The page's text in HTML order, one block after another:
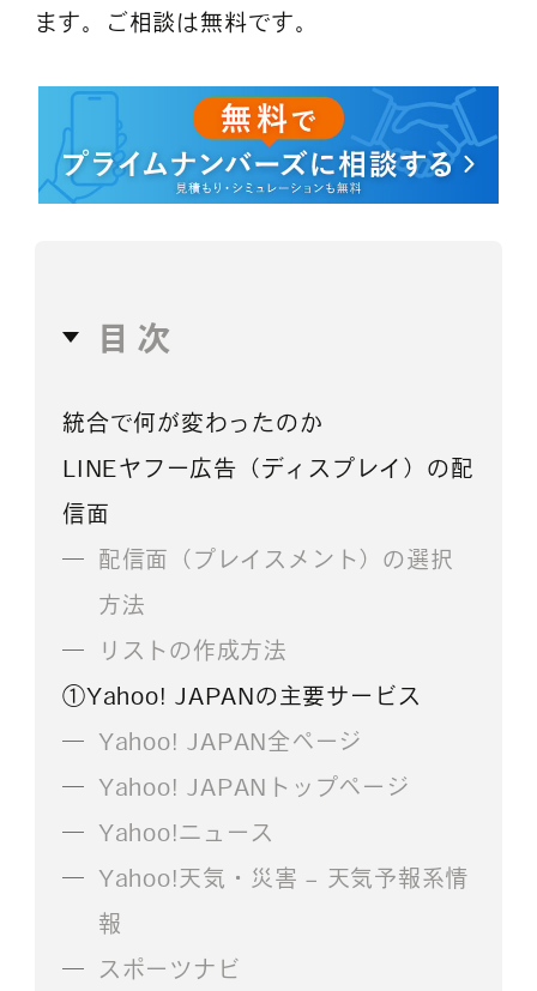
ます。ご相談は無料です。
目次
統合で何が変わったのか
LINEヤフー広告（ディスプレイ）の配
信面
配信面（プレイスメント）の選択
方法
リストの作成方法
①Yahoo! JAPANの主要サービス
Yahoo! JAPAN全ページ
Yahoo! JAPANトップページ
Yahoo!ニュース
Yahoo!天気・災害 – 天気予報系情
報
スポーツナビ